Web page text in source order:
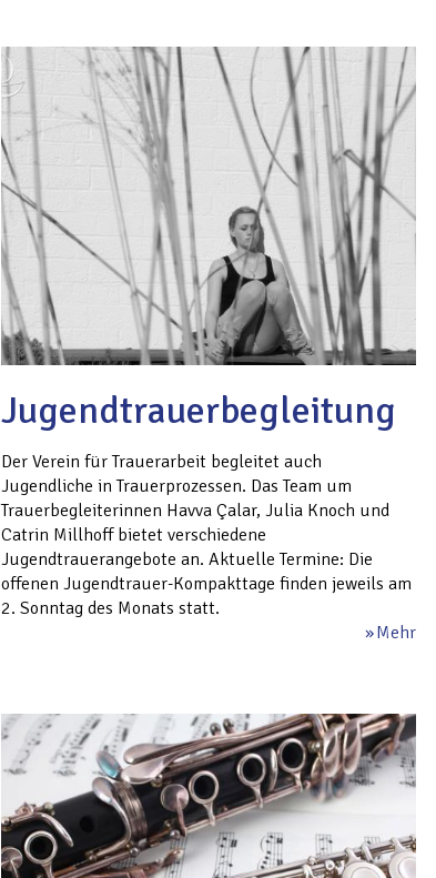
Jugendtrauerbegleitung
Der Verein für Trauerarbeit begleitet auch
Jugendliche in Trauerprozessen. Das Team um
Trauerbegleiterinnen Havva Çalar, Julia Knoch und
Catrin Millhoff bietet verschiedene
Jugendtrauerangebote an. Aktuelle Termine: Die
offenen Jugendtrauer-Kompakttage finden jeweils am
2. Sonntag des Monats statt.
Mehr